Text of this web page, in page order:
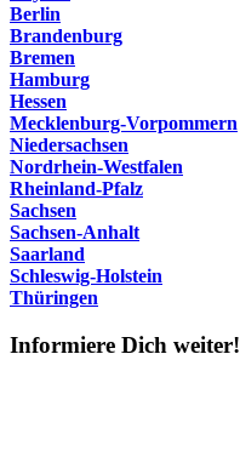
Berlin
Brandenburg
Bremen
Hamburg
Hessen
Mecklenburg-Vorpommern
Niedersachsen
Nordrhein-Westfalen
Rheinland-Pfalz
Sachsen
Sachsen-Anhalt
Saarland
Schleswig-Holstein
Thüringen
Informiere Dich weiter!